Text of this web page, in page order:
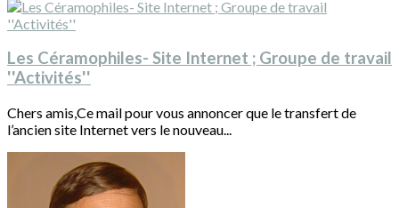
Les Céramophiles- Site Internet ; Groupe de travail
''Activités''
Chers amis,Ce mail pour vous annoncer que le transfert de
l’ancien site Internet vers le nouveau...